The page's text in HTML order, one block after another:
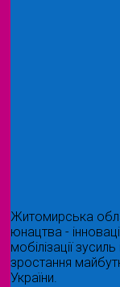
Житомирська
юнацтва -
мобілізації
зростання
України.